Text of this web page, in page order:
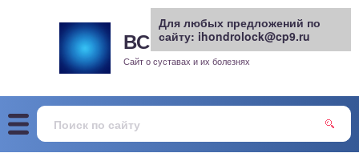
ВСЕ О СУСТАВАХ.РУ
Сайт о суставах и их болезнях
Для любых предложений по
сайту: ihondrolock@cp9.ru
сустав